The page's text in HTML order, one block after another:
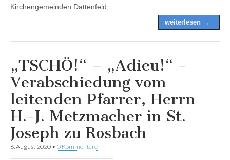
Kirchengemeinden Dattenfeld,…
weiterlesen →
„TSCHÖ!“ – „Adieu!“ -
Verabschiedung vom
leitenden Pfarrer, Herrn
H.-J. Metzmacher in St.
Joseph zu Rosbach
6. August 2020 • 0 Kommentare